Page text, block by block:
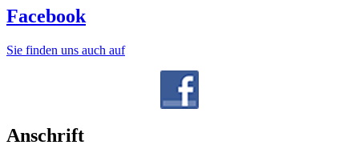
Facebook
Sie finden uns auch auf
Anschrift